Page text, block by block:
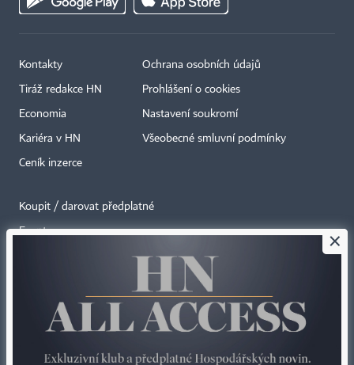
Kontakty
Tiráž redakce HN
Economia
Kariéra v HN
Ceník inzerce
Ochrana osobních údajů
Prohlášení o cookies
Nastavení soukromí
Všeobecné smluvní podmínky
Koupit / darovat předplatné
Eventy
zakázáno jakékoli užití částí nebo celku díla, zejména rozmnožování a šíření
×